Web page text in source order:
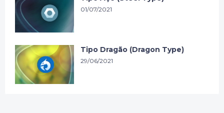
01/07/2021
Tipo Dragão (Dragon Type)
29/06/2021